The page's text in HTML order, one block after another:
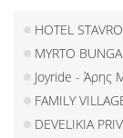
HOTEL
MYRTO
Joyride - Άρης
FAMILY
DEVELIKIA